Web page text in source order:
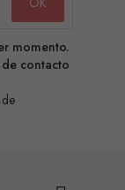
momento.
contacto